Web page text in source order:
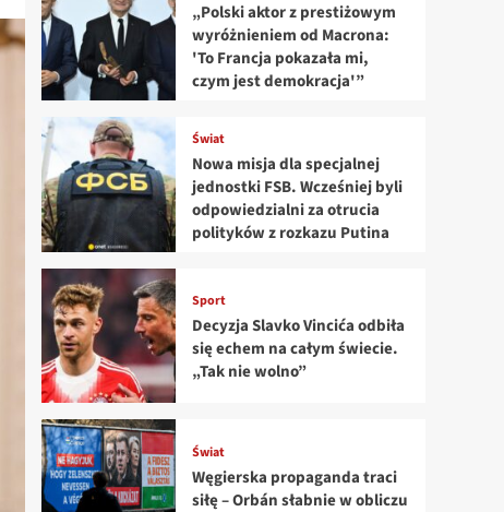
„Polski aktor z prestiżowym
wyróżnieniem od Macrona:
'To Francja pokazała mi,
czym jest demokracja'”
Świat
Nowa misja dla specjalnej
jednostki FSB. Wcześniej byli
odpowiedzialni za otrucia
polityków z rozkazu Putina
Sport
Decyzja Slavko Vincića odbiła
się echem na całym świecie.
„Tak nie wolno”
Świat
Węgierska propaganda traci
siłę – Orbán słabnie w obliczu